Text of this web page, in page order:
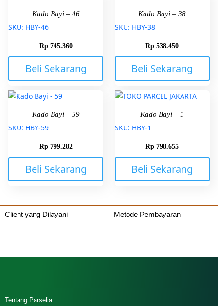
Kado Bayi – 46
SKU: HBY-46
Rp745.360
Beli Sekarang
Kado Bayi – 38
SKU: HBY-38
Rp 538.450
Beli Sekarang
Kado Bayi – 59
SKU: HBY-59
Rp799.282
Beli Sekarang
Kado Bayi – 1
SKU: HBY-1
Rp 798.655
Beli Sekarang
Client yang Dilayani Metode Pembayaran
Tentang Parselia